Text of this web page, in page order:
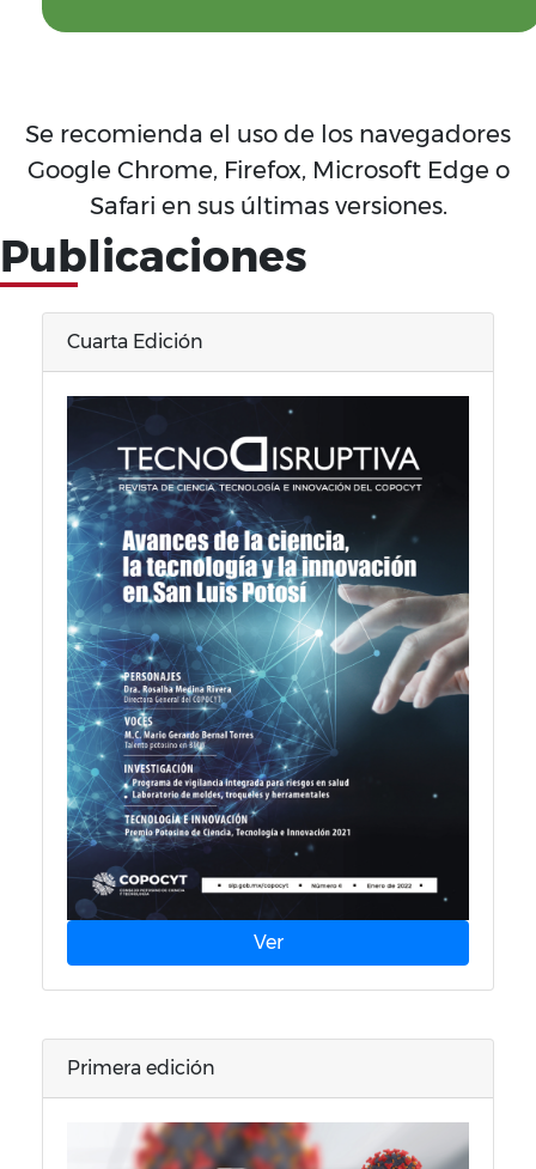
Se recomienda el uso de los navegadores
Google Chrome, Firefox, Microsoft Edge o
Safari en sus últimas versiones.
Publicaciones
Cuarta Edición
Ver
Primera edición